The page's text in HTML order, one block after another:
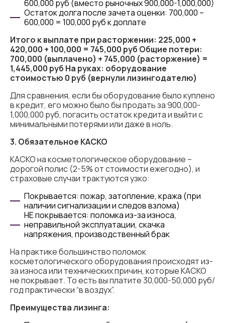
600,000 руб (вместо рыночных 900,000-1,000,000)
Остаток долга после зачета оценки: 700,000 –
600,000 = 100,000 руб к доплате
Итого к выплате при расторжении: 225,000 +
420,000 + 100,000 = 745,000 руб Общие потери:
700,000 (выплачено) + 745,000 (расторжение) =
1,445,000 руб На руках: оборудование
стоимостью 0 руб (вернули лизингодателю)
Для сравнения, если бы оборудование было куплено
в кредит, его можно было бы продать за 900,000-
1,000,000 руб, погасить остаток кредита и выйти с
минимальными потерями или даже в ноль.
3. Обязательное КАСКО
КАСКО на косметологическое оборудование –
дорогой полис (2-5% от стоимости ежегодно), и
страховые случаи трактуются узко:
Покрывается: пожар, затопление, кража (при
наличии сигнализации и следов взлома)
НЕ покрывается: поломка из-за износа,
неправильной эксплуатации, скачка
напряжения, производственный брак
На практике большинство поломок
косметологического оборудования происходят из-
за износа или технических причин, которые КАСКО
не покрывает. То есть вы платите 30,000-50,000 руб/
год практически “в воздух”.
Преимущества лизинга: